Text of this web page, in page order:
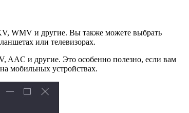
WMV и другие. Вы также можете выбрать
или телевизорах.
AAC и другие. Это особенно полезно, если вам
мобильных устройствах.